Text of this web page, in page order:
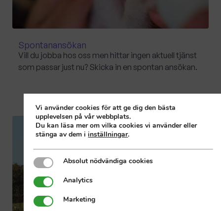
Spontanansökan
Vill du jobba hos oss men hittar ingen aktuell tjänst
som passar just nu? Skicka in en spontan ansökan.
Vi använder cookies för att ge dig den bästa
upplevelsen på vår webbplats.
Du kan läsa mer om vilka cookies vi använder eller
stänga av dem iinställningar.
Absolut nödvändiga cookies
Absolut nödvändiga cookies
AnalyticsAnalytics
MarketingMarketing